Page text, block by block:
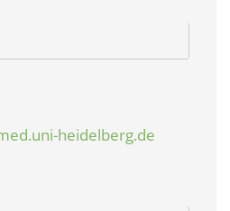
heidelberg.de